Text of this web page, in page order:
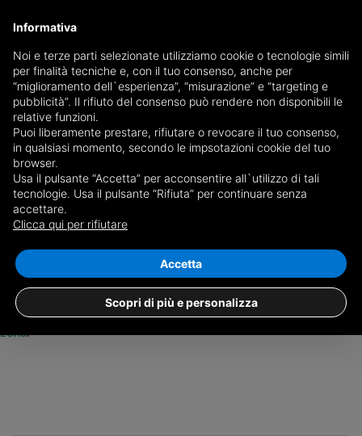
Salva ricerca
Nessun risultato percase da privati in
vendita a Cortanze
Non abbiamo nessun immobile che corrisponde alla tua ricerca,
prova a modificare i filtri ochiedi alle agenzie immobiliari della
zona.
+
−
Informativa
Noi e terze parti selezionate utilizziamo cookie o tecnologie simili
per finalità tecniche e, con il tuo consenso, anche per
“miglioramento dell`esperienza”, “misurazione” e “targeting e
pubblicità”. Il rifiuto del consenso può rendere non disponibili le
relative funzioni.
Puoi liberamente prestare, rifiutare o revocare il tuo consenso,
in qualsiasi momento, secondo le impsotazioni cookie del tuo
browser.
Usa il pulsante “Accetta” per acconsentire all`utilizzo di tali
tecnologie. Usa il pulsante “Rifiuta” per continuare senza
accettare.
Clicca qui per rifiutare
Scopri di più e personalizza
Accetta